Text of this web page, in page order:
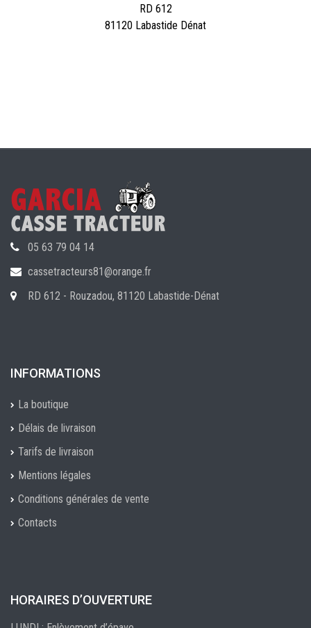
RD 612
81120 Labastide Dénat
05 63 79 04 14
cassetracteurs81@orange.fr
RD 612 - Rouzadou, 81120 Labastide-Dénat
INFORMATIONS
La boutique
Délais de livraison
Tarifs de livraison
Mentions légales
Conditions générales de vente
Contacts
HORAIRES D’OUVERTURE